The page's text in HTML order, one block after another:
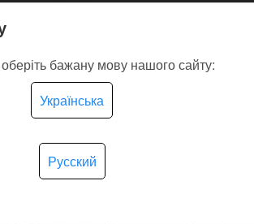
бажану мову нашого сайту:
Українська
Русский